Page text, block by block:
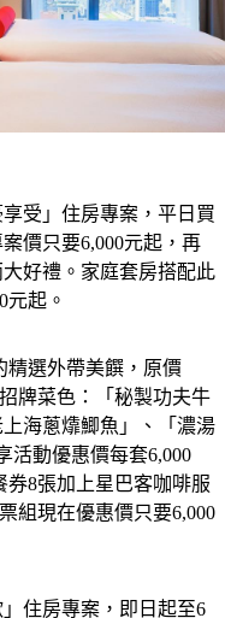
受」住房專案，平日買
價只要6,000元起，再
好禮。家庭套房搭配此
起。
精選外帶美饌，原價
牌菜色：「秘製功夫牛
海蔥㸆鯽魚」、「濃湯
動優惠價每套6,000
8張加上星巴客咖啡服
組現在優惠價只要6,000
住房專案，即日起至6